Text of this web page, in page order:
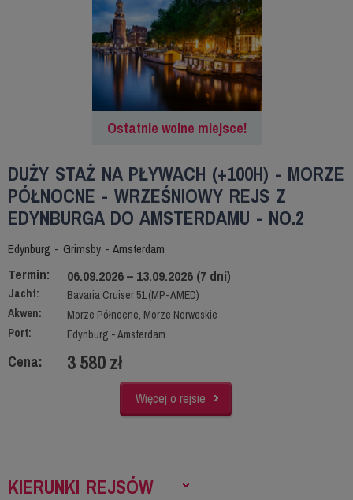
Ostatnie wolne miejsce!
DUŻY STAŻ NA PŁYWACH (+100H) - MORZE
PÓŁNOCNE - WRZEŚNIOWY REJS Z
EDYNBURGA DO AMSTERDAMU - NO.2
Edynburg - Grimsby - Amsterdam
Termin: 06.09.2026 – 13.09.2026 (7 dni)
Jacht:
Bavaria Cruiser 51 (MP-AMED)
Akwen:
Morze Północne, Morze Norweskie
Port:
Edynburg - Amsterdam
Cena: 3 580 zł
Więcej o rejsie
KIERUNKI REJSÓW